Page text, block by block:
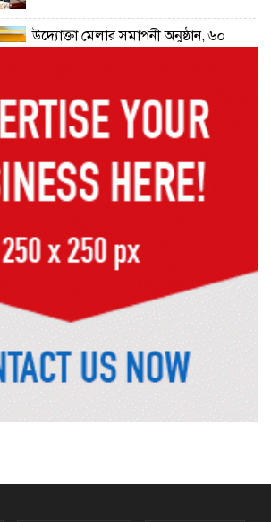
উদ্যোক্তা মেলার সমাপনী অনুষ্ঠান, ৬০
রংপুরে চলন্ত ট্রেনে উঠতে গিয়ে কাটা পড়ে
সাভারের রাজপথে রক্তের দাগ, স্মৃতিতে
ভিসাসেবা নিয়ে ভারতীয় হাইকমিশনের